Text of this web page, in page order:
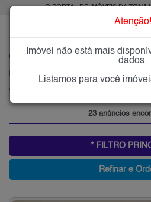
O PORTAL DE IMÓVEIS DAZONA
ALTO DE
Alto de Santana, Zona Norte
23 anúncios
* FILTRO
Refinar e
Atenção!
Imóvel não está mais
dados.
Listamos para você